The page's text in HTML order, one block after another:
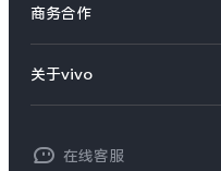
iQOO手机
T系列
NEX系列
选购配件
订单查询
服务网点
查找手机
商务合作
开放平台
vivo 企业业务
关于vivo
工作机会在线客服